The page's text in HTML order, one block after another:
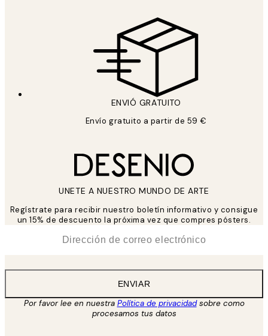
ENVIÓ GRATUITO
Envío gratuito a partir de 59 €
UNETE A NUESTRO MUNDO DE ARTE
Regístrate para recibir nuestro boletín informativo y consigue
un 15% de descuento la próxima vez que compres pósters.
ENVIAR
Por favor lee en nuestra Política de privacidadsobre como
procesamos tus datos